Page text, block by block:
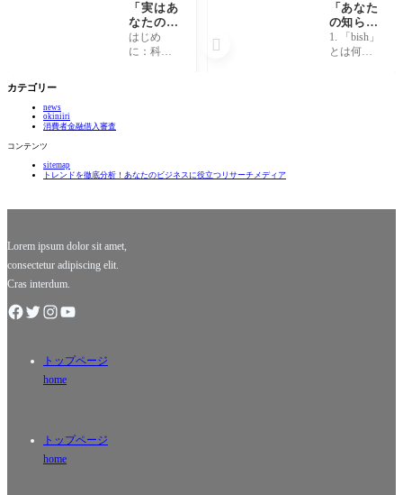
カテゴリー
news
okiniiri
消費者金融借入審査
コンテンツ
sitemap
トレンドを徹底分析！あなたのビジネスに役立つリサーチメディア
「実はあ
なたの知
らない、
身近に潜
はじめ
に：科学
します
多くは忙
「あなた
の知らな
い『bis
h』の世
1. 「bish」
とは何
日本の若

Lorem ipsum dolor sit amet,
consectetur adipiscing elit.
Cras interdum.
トップページ
home
トップページ
home